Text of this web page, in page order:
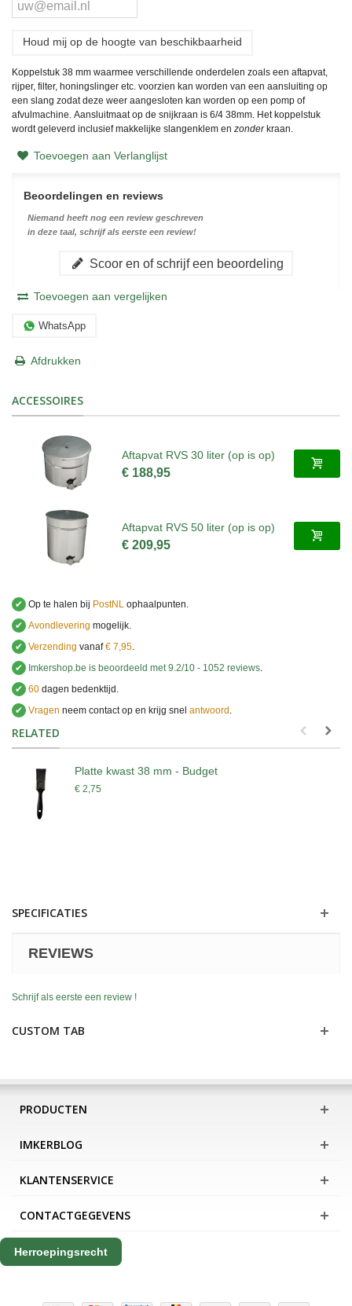
Houd mij op de hoogte van beschikbaarheid
Koppelstuk 38 mm waarmee verschillende onderdelen zoals een aftapvat,
rijper, filter, honingslinger etc. voorzien kan worden van een aansluiting op
een slang zodat deze weer aangesloten kan worden op een pomp of
afvulmachine. Aansluitmaat op de snijkraan is 6/4 38mm. Het koppelstuk
wordt geleverd inclusief makkelijke slangenklem en zonderkraan.
Toevoegen aan Verlanglijst
Beoordelingen en reviews
Niemand heeft nog een review geschreven
in deze taal, schrijf als eerste een review!
Scoor en of schrijf een beoordeling
Toevoegen aan vergelijken
WhatsApp
Afdrukken
ACCESSOIRES
Aftapvat RVS 30 liter (op is op)
€ 188,95
Aftapvat RVS 50 liter (op is op)
€ 209,95
✔ Op te halen bij PostNL ophaalpunten.
✔ Avondlevering mogelijk.
✔ Verzending vanaf€ 7,95.
✔
Imkershop.be is beoordeeld met9.2/10 - 1052 reviews.
✔ 60 dagen bedenktijd.
✔ Vragen neem contact op en krijg snel antwoord .
RELATED
Platte kwast 38 mm - Budget
€ 2,75
SPECIFICATIES
REVIEWS
Schrijf als eerste een review !
CUSTOM TAB
PRODUCTEN
IMKERBLOG
KLANTENSERVICE
CONTACTGEGEVENS
Herroepingsrecht